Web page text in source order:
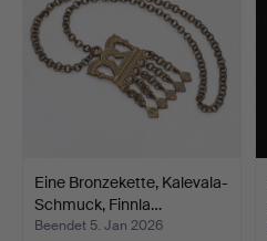
Eine Bronzekette, Kalevala-
Schmuck, Finnla…
Beendet 5. Jan 2026